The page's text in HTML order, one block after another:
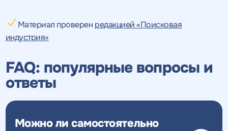
Материал проверен редакцией «Поисковая
индустрия»
FAQ: популярные вопросы и
ответы
Можно ли самостоятельно